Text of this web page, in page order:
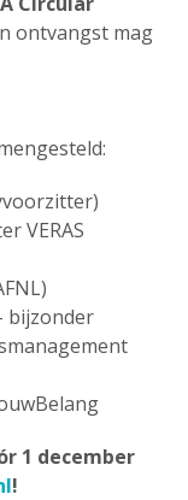
ontvangst mag
VERAS
bijzonder
1 december
!